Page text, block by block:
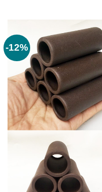
-12%